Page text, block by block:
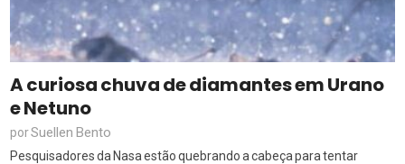
A curiosa chuva de diamantes em Urano
e Netuno
porSuellen Bento
Pesquisadores da Nasa estão quebrando a cabeça para tentar